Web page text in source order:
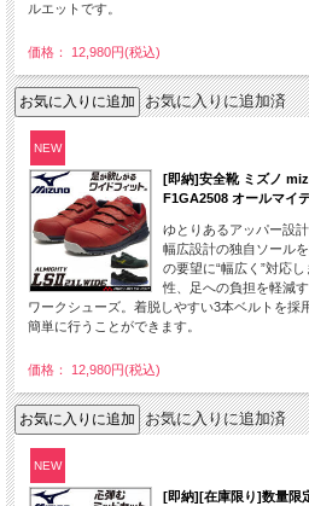
ルエットです。
価格： 12,980円(税込)
お気に入りに追加済
NEW
[即納]安全靴 ミズノ
F1GA2508 オールマイ
ゆとりあるアッパー設
幅広設計の独自ソール
の要望に“幅広く”対応
性、足への負担を軽減
ワークシューズ。着脱しやすい3本ベルトを採
簡単に行うことができます。
価格： 12,980円(税込)
お気に入りに追加済
NEW
[即納][在庫限り]数量限